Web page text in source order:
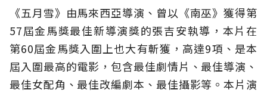
《五月雪》由馬來西亞導演、曾以《南巫》獲得第
57屆金馬獎最佳新導演獎的張吉安執導，本片在
第60屆金馬獎入圍上也大有斬獲，高達9項、是本
屆入圍最高的電影，包含最佳劇情片、最佳導演、
最佳女配角、最佳改編劇本、最佳攝影等。本片演